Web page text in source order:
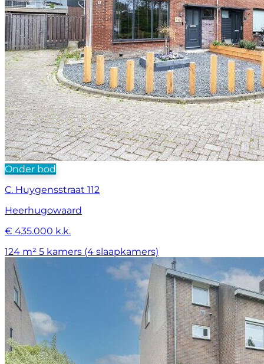
Onder bod
C. Huygensstraat 112
Heerhugowaard
€ 435.000 k.k.
124 m² 5 kamers (4 slaapkamers)